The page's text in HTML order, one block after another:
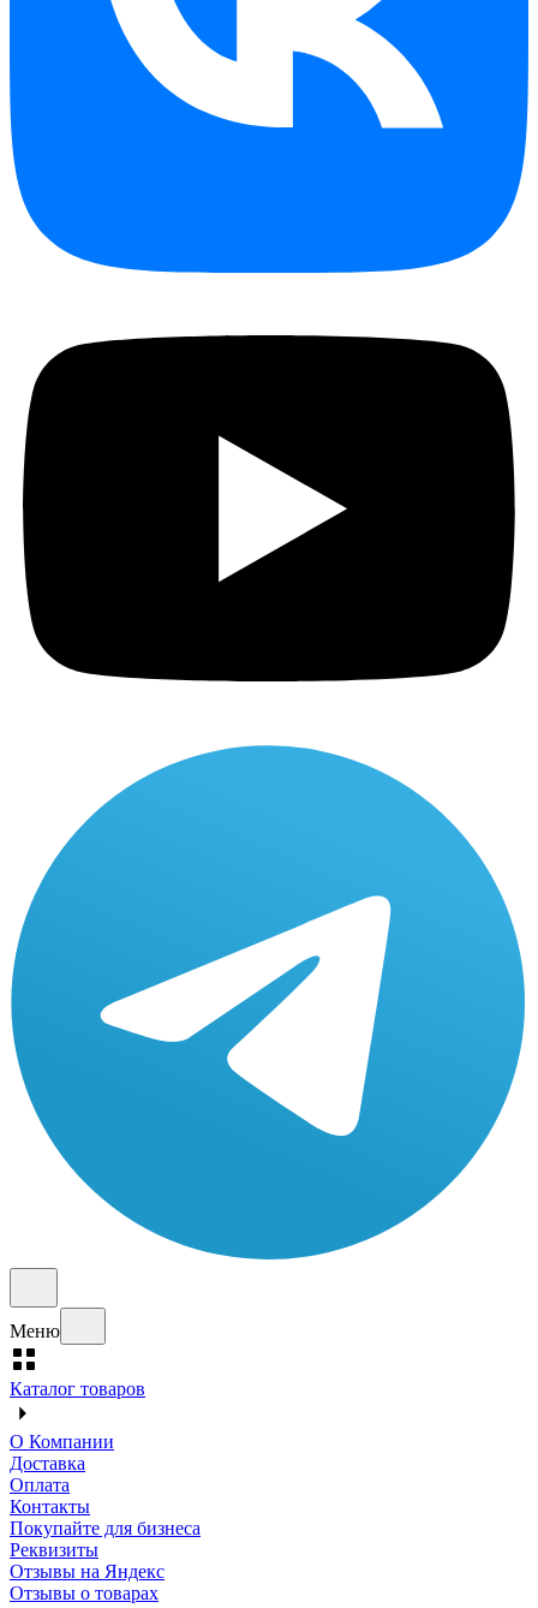
Меню
Каталог товаров
О Компании
Доставка
Оплата
Контакты
Покупайте для бизнеса
Реквизиты
Отзывы на Яндекс
Отзывы о товарах